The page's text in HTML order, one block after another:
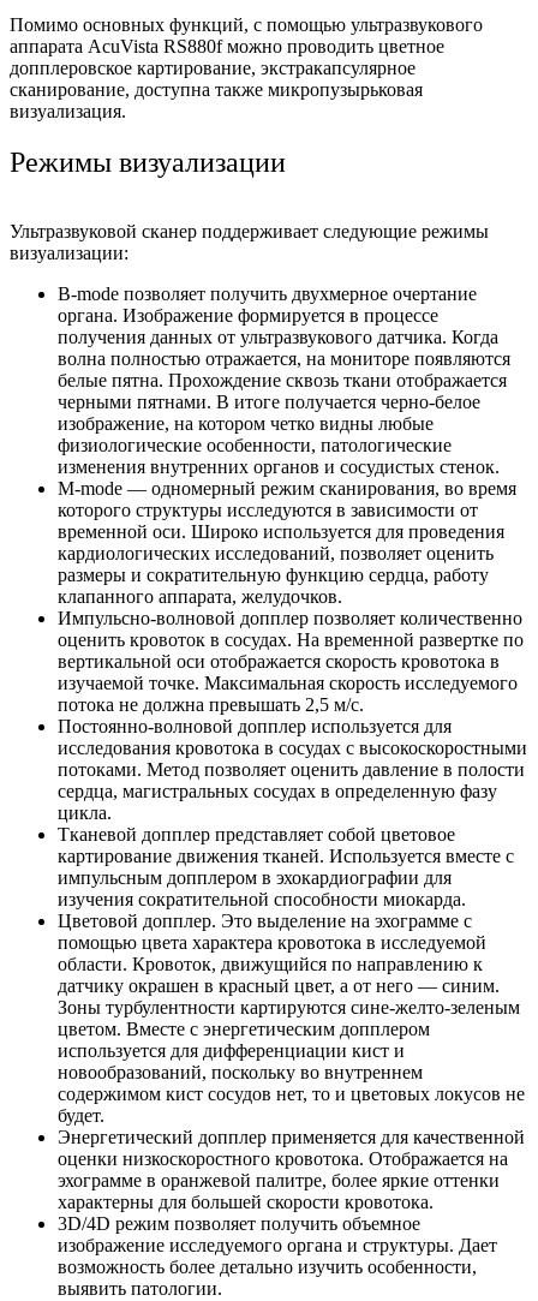
Помимо основных функций, с помощью ультразвукового
аппарата AcuVista RS880f можно проводить цветное
допплеровское картирование, экстракапсулярное
сканирование, доступна также микропузырьковая
визуализация.
Режимы визуализации
Ультразвуковой сканер поддерживает следующие режимы
визуализации:
B-mode позволяет получить двухмерное очертание
органа. Изображение формируется в процессе
получения данных от ультразвукового датчика. Когда
волна полностью отражается, на мониторе появляются
белые пятна. Прохождение сквозь ткани отображается
черными пятнами. В итоге получается черно-белое
изображение, на котором четко видны любые
физиологические особенности, патологические
изменения внутренних органов и сосудистых стенок.
M-mode — одномерный режим сканирования, во время
которого структуры исследуются в зависимости от
временной оси. Широко используется для проведения
кардиологических исследований, позволяет оценить
размеры и сократительную функцию сердца, работу
клапанного аппарата, желудочков.
Импульсно-волновой допплер позволяет количественно
оценить кровоток в сосудах. На временной развертке по
вертикальной оси отображается скорость кровотока в
изучаемой точке. Максимальная скорость исследуемого
потока не должна превышать 2,5 м/с.
Постоянно-волновой допплер используется для
исследования кровотока в сосудах с высокоскоростными
потоками. Метод позволяет оценить давление в полости
сердца, магистральных сосудах в определенную фазу
цикла.
Тканевой допплер представляет собой цветовое
картирование движения тканей. Используется вместе с
импульсным допплером в эхокардиографии для
изучения сократительной способности миокарда.
Цветовой допплер. Это выделение на эхограмме с
помощью цвета характера кровотока в исследуемой
области. Кровоток, движущийся по направлению к
датчику окрашен в красный цвет, а от него — синим.
Зоны турбулентности картируются сине-желто-зеленым
цветом. Вместе с энергетическим допплером
используется для дифференциации кист и
новообразований, поскольку во внутреннем
содержимом кист сосудов нет, то и цветовых локусов не
будет.
Энергетический допплер применяется для качественной
оценки низкоскоростного кровотока. Отображается на
эхограмме в оранжевой палитре, более яркие оттенки
характерны для большей скорости кровотока.
3D/4D режим позволяет получить объемное
изображение исследуемого органа и структуры. Дает
возможность более детально изучить особенности,
выявить патологии.